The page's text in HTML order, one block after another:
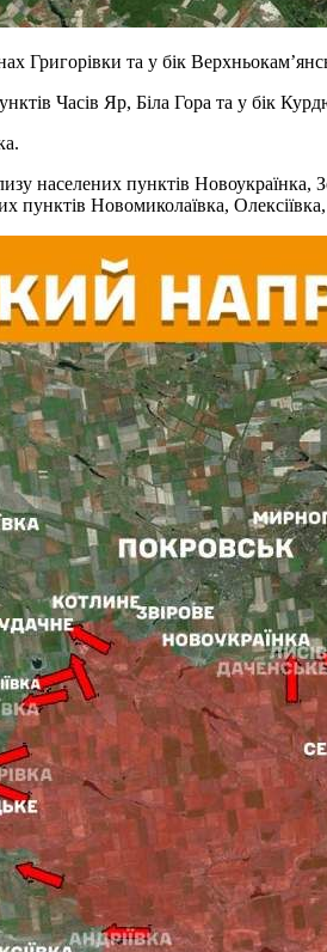
Григорівки та у бік
Часів Яр, Біла Гора та у бік
населених пунктів
пунктів Новомиколаївка,